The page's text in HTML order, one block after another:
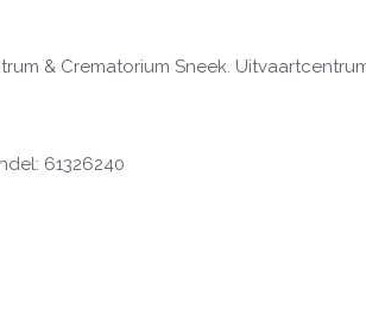
& Crematorium Sneek.
61326240